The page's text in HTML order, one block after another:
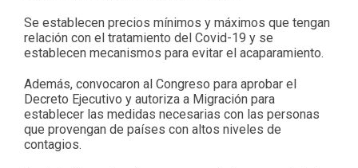
Se establecen precios mínimos y máximos que tengan
relación con el tratamiento del Covid-19 y se
establecen mecanismos para evitar el acaparamiento.
Además, convocaron al Congreso para aprobar el
Decreto Ejecutivo y autoriza a Migración para
establecer las medidas necesarias con las personas
que provengan de países con altos niveles de
contagios.